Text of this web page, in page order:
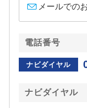
メールでの
電話番号
ナビダイヤル
ナビダイヤル